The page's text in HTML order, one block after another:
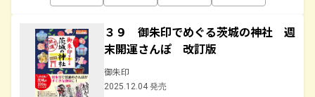
３９ 御朱印でめぐる茨城の神社 週
末開運さんぽ 改訂版
御朱印
2025.12.04 発売